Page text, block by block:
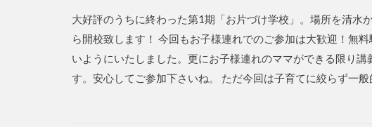
大好評のうちに終わった第1期「お片づけ学校」。場所を清水
ら開校致します！ 今回もお子様連れでのご参加は大歓迎！無
いようにいたしました。更にお子様連れのママができる限り
す。安心してご参加下さいね。 ただ今回は子育てに絞らず一